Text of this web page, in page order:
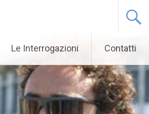
Le Interrogazioni Contatti